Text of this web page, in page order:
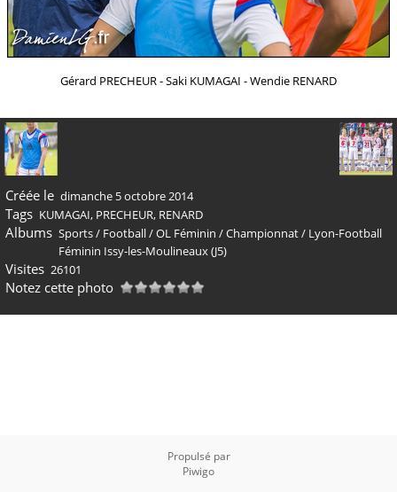
Gérard PRECHEUR - Saki KUMAGAI - Wendie RENARD
Créée le dimanche 5 octobre 2014
Tags KUMAGAI, PRECHEUR, RENARD
Albums Sports/ Football/OL Féminin /Championnat/ Lyon-Football
Féminin Issy-les-Moulineaux (J5)
Visites 26101
Notez cette photo
Propulsé par
Piwigo